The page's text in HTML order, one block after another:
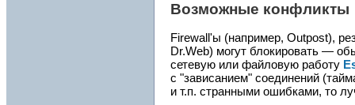
Возможные конфликты
Firewall'ы (например, Outpost),
Dr.Web) могут блокировать —
сетевую или файловую работу
с "зависанием" соединений
и т.п. странными ошибками, то